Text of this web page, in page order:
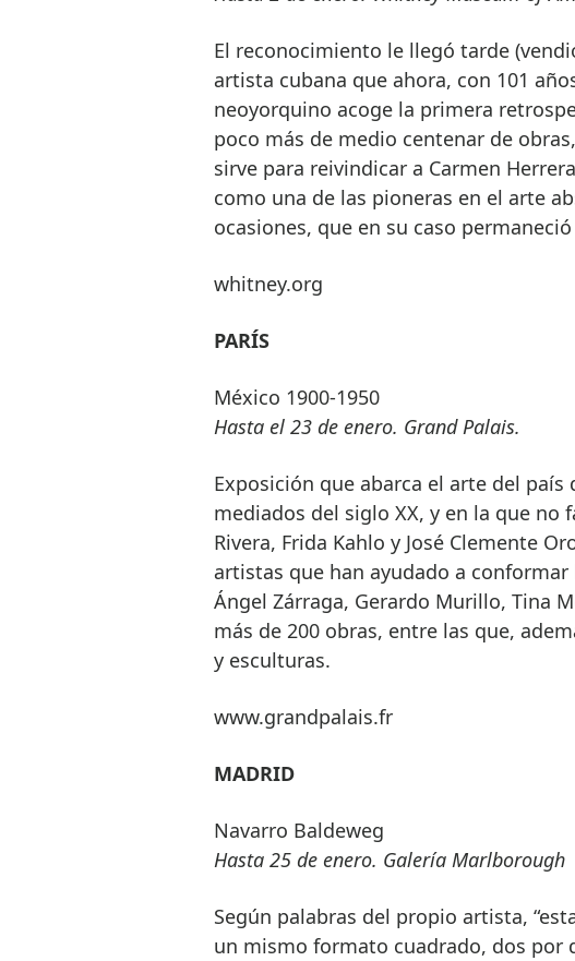
El reconocimiento le llegó tarde
artista cubana que ahora, con 101
neoyorquino acoge la primera
poco más de medio centenar de
sirve para reivindicar a Carmen
como una de las pioneras en el arte
ocasiones, que en su caso
whitney.org
PARÍS
México 1900-1950
Hasta el 23 de enero. Grand Palais.
Exposición que abarca el arte del
mediados del siglo XX, y en la que
Rivera, Frida Kahlo y José Clemente
artistas que han ayudado a
Ángel Zárraga, Gerardo Murillo, Tina
más de 200 obras, entre las que,
y esculturas.
www.grandpalais.fr
MADRID
Navarro Baldeweg
Hasta 25 de enero. Galería Marlborough
Según palabras del propio artista,
un mismo formato cuadrado, dos por